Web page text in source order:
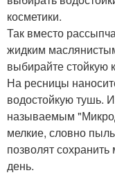
косметики.
Так вместо
жидким
выбирайте стойкую
На ресницы
водостойкую тушь.
называемым
мелкие, словно
позволят
день.